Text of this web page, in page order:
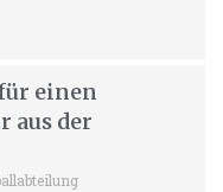
einen
aus der